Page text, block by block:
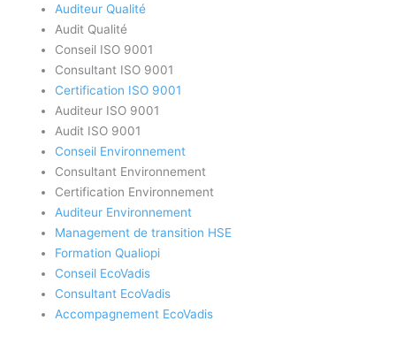
Auditeur Qualité
Audit Qualité
Conseil ISO 9001
Consultant ISO 9001
Certification ISO 9001
Auditeur ISO 9001
Audit ISO 9001
Conseil Environnement
Consultant Environnement
Certification Environnement
Auditeur Environnement
Management de transition HSE
Formation Qualiopi
Conseil EcoVadis
Consultant EcoVadis
Accompagnement EcoVadis